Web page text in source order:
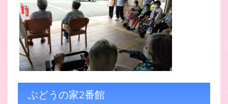
ぶどうの家2番館